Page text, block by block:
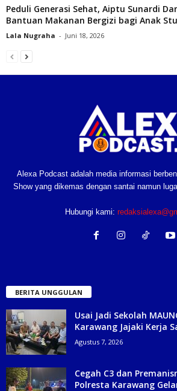
Peduli Generasi Sehat, Aiptu Sunardi
Bantuan Makanan Bergizi bagi Anak
Lala Nugraha - Juni 18, 2026
Alexa Podcast adalah media informasi
Show yang dikemas dengan santai namun
Hubungi kami:
BERITA UNGGULAN
Usai Jadi Sekolah
Karawang Jajaki Kerja
Agustus 7, 2026
Cegah C3 dan
Polresta Karawang